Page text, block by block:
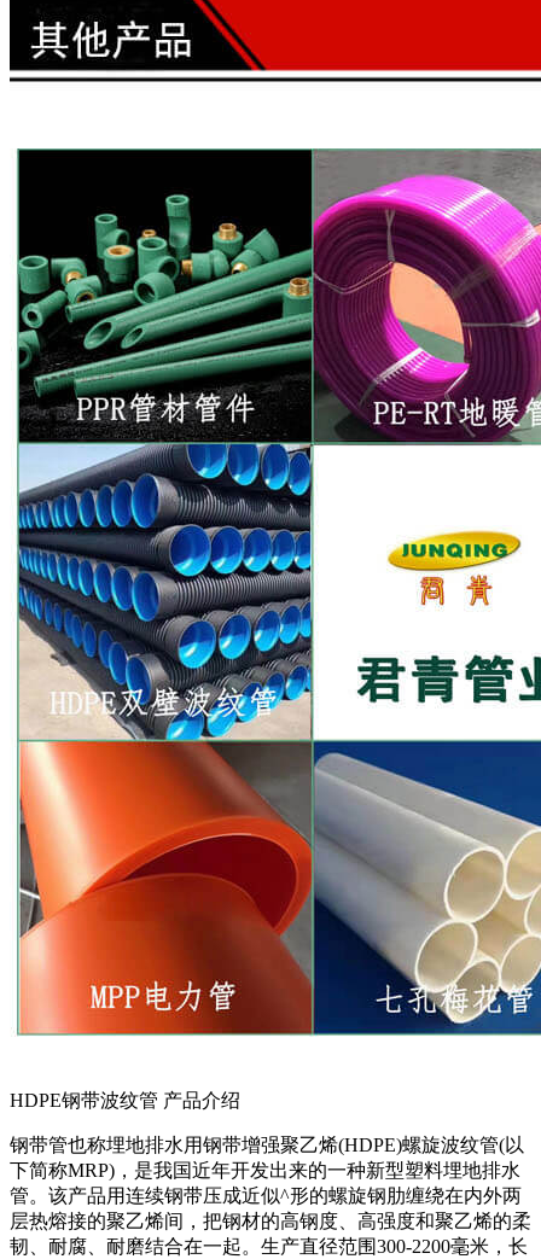
HDPE钢带波纹管 产品介绍
钢带管也称埋地排水用钢带增强聚乙烯(HDPE)螺旋波纹管(以
下简称MRP)，是我国近年开发出来的一种新型塑料埋地排水
管。该产品用连续钢带压成近似^形的螺旋钢肋缠绕在内外两
层热熔接的聚乙烯间，把钢材的高钢度、高强度和聚乙烯的柔
韧、耐腐、耐磨结合在一起。生产直径范围300-2200毫米，长